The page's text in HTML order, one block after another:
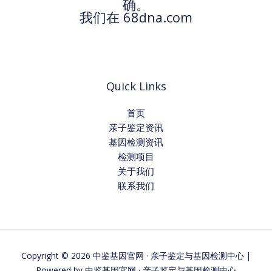
确。
我们在 68dna.com
Quick Links
首页
亲子鉴定资讯
基因检测资讯
检测项目
关于我们
联系我们
Copyright © 2026 中鉴基因官网 · 亲子鉴定与基因检测中心 |